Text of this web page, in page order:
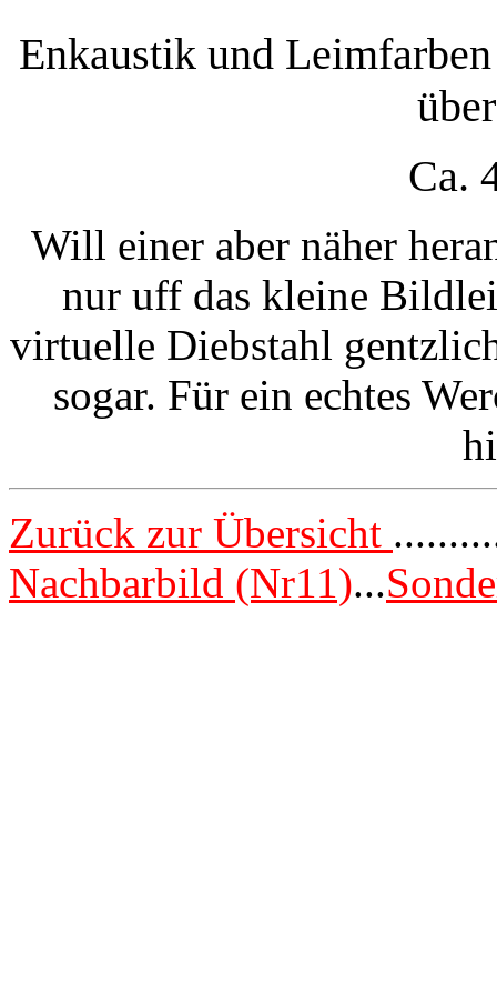
Enkaustik und
Ca.
Will einer aber näher
nur uff das kleine
virtuelle Diebstahl
sogar. Für ein echtes
Zurück zur Übersicht
Nachbarbild (Nr11)...